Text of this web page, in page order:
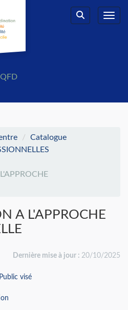
Rechercher
Catalogue
A L'APPROCHE
Dernière mise à jour : 20/10/2025
Public visé